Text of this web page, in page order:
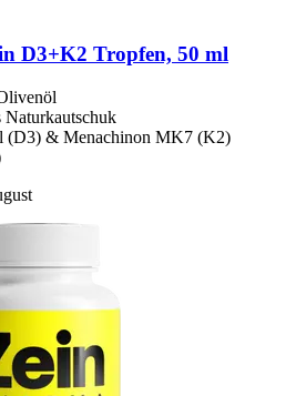
D3+K2 Tropfen, 50 ml
Naturkautschuk
(D3) & Menachinon MK7 (K2)